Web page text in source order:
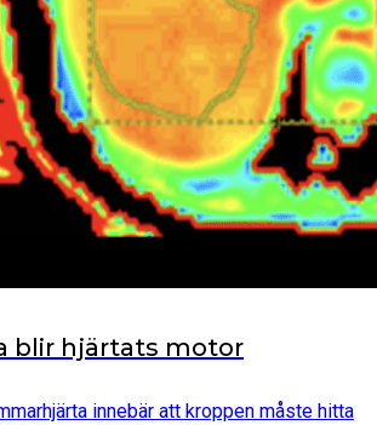
blir hjärtats motor
innebär att kroppen måste hitta